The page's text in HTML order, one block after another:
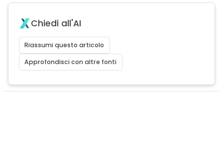
Chiedi all'AI
Riassumi questo articolo
Approfondisci con altre fonti